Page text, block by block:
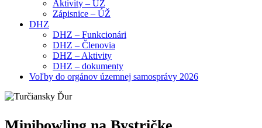
Aktivity – ÚŽ
Zápisnice – ÚŽ
DHZ
DHZ – Funkcionári
DHZ – Členovia
DHZ – Aktivity
DHZ – dokumenty
Voľby do orgánov územnej samosprávy 2026